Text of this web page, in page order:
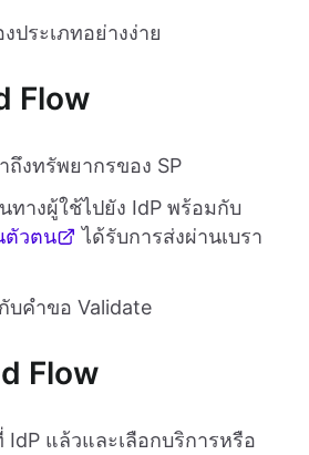
ประเภทอย่างง่าย
Flow
ถึงทรัพยากรของ SP
ทางผู้ใช้ไปยัง IdP พร้อมกับ
ตัวตน
ได้รับการส่งผ่านเบรา
บคำขอ Validate
Flow
แล้วและเลือกบริการหรือ